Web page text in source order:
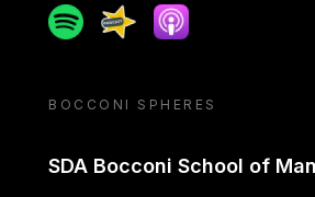
SpotifySpreakerApple podcast
BOCCONI SPHERES
SDA Bocconi School of